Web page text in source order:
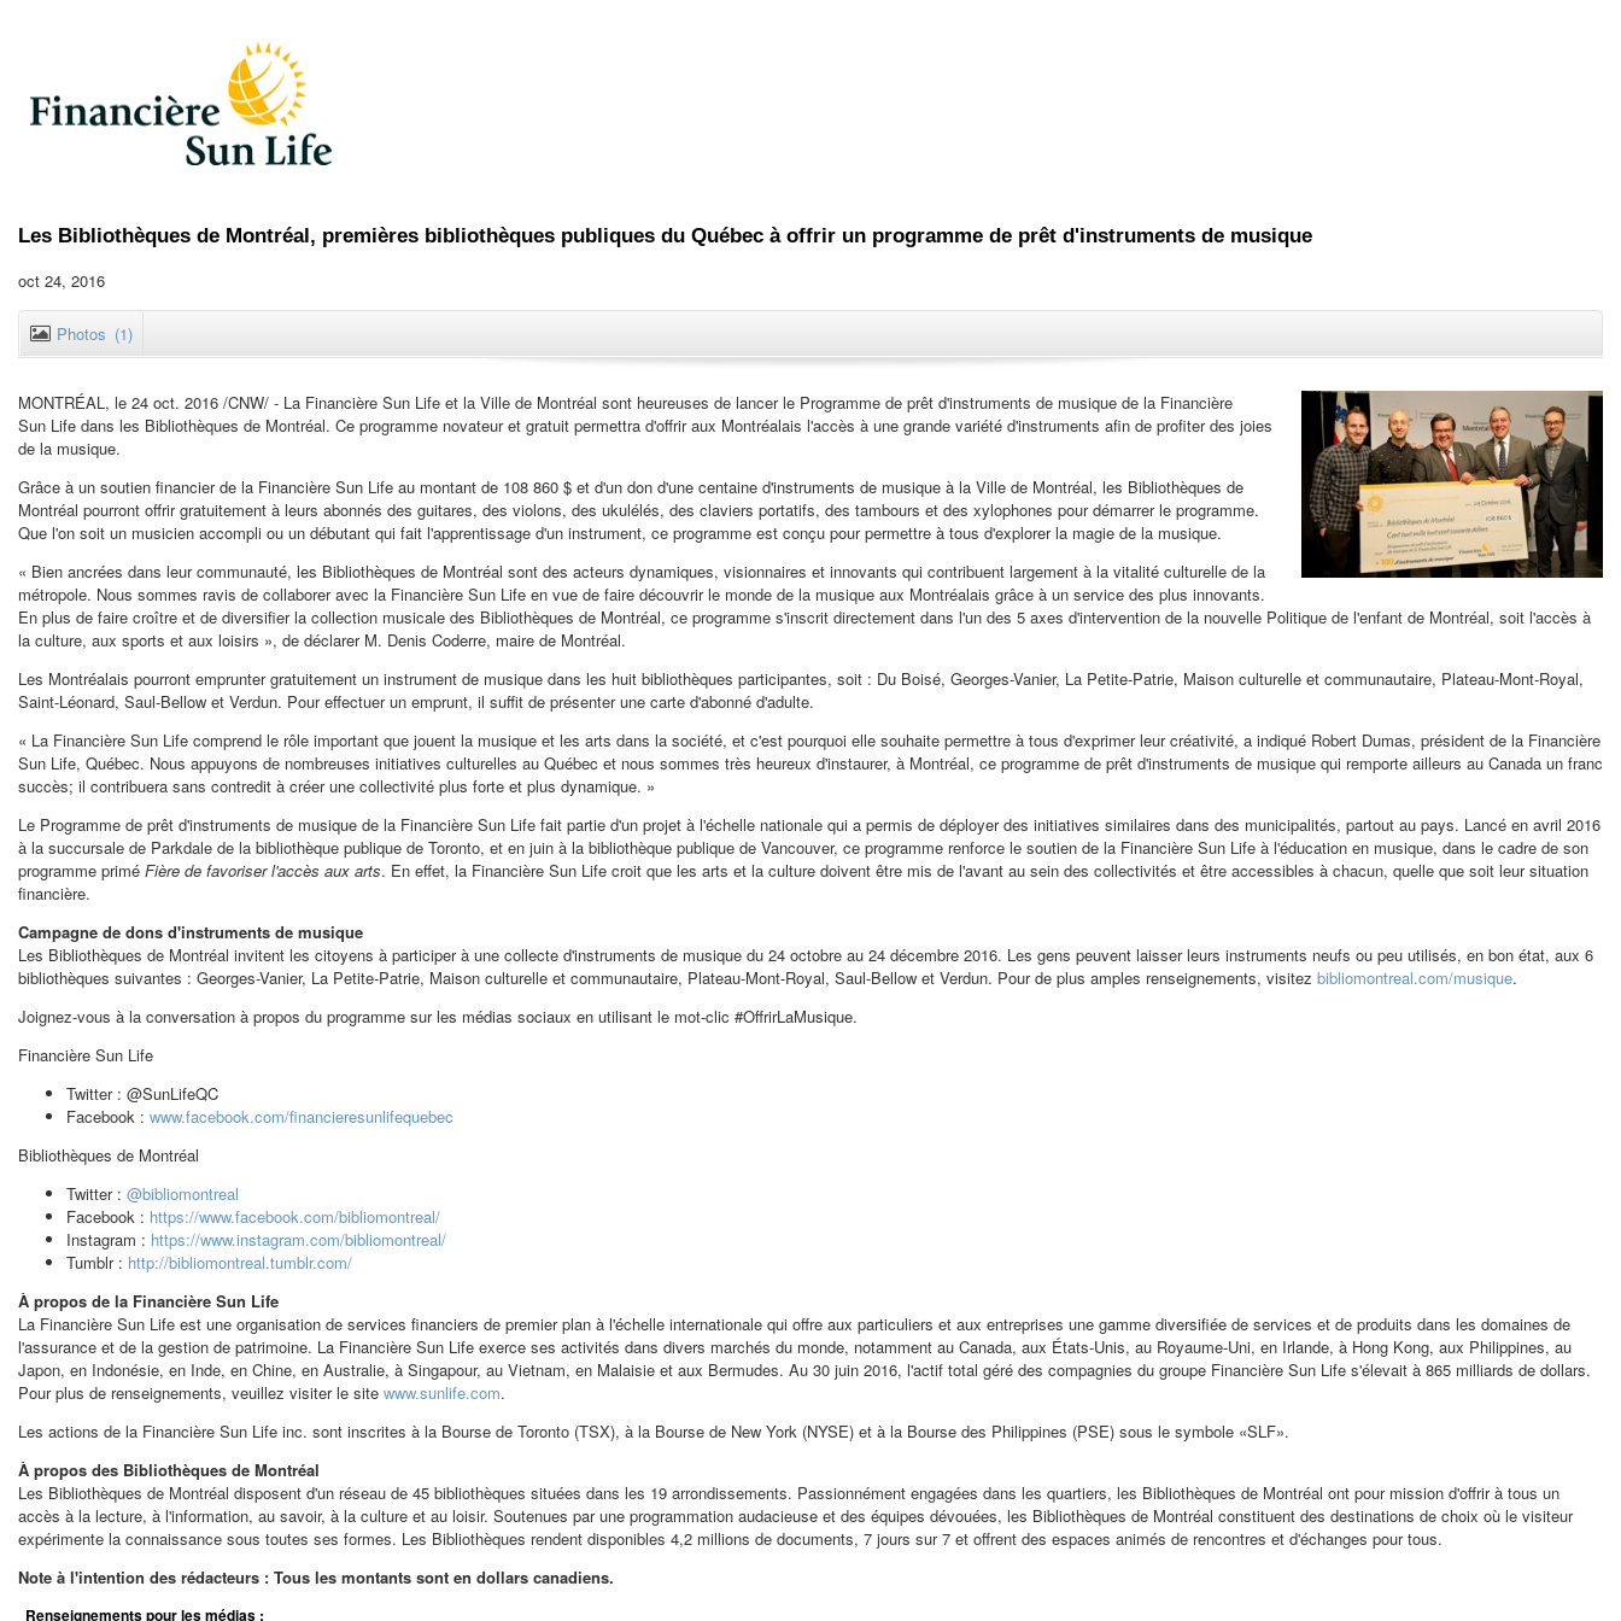
Les Bibliothèques de Montréal, premières bibliothèques publiques du Québec à offrir un programme de prêt d'instruments de musique
oct 24, 2016
Photos (1)
MONTRÉAL, le 24 oct. 2016 /CNW/ - La Financière Sun Life et la Ville de Montréal sont heureuses de lancer le Programme de prêt d'instruments de musique de la Financière
Sun Life dans les Bibliothèques de Montréal. Ce programme novateur et gratuit permettra d'offrir aux Montréalais l'accès à une grande variété d'instruments afin de profiter des joies
de la musique.
Grâce à un soutien financier de la Financière Sun Life au montant de 108 860 $ et d'un don d'une centaine d'instruments de musique à la Ville de Montréal, les Bibliothèques de
Montréal pourront offrir gratuitement à leurs abonnés des guitares, des violons, des ukulélés, des claviers portatifs, des tambours et des xylophones pour démarrer le programme.
Que l'on soit un musicien accompli ou un débutant qui fait l'apprentissage d'un instrument, ce programme est conçu pour permettre à tous d'explorer la magie de la musique.
« Bien ancrées dans leur communauté, les Bibliothèques de Montréal sont des acteurs dynamiques, visionnaires et innovants qui contribuent largement à la vitalité culturelle de la
métropole. Nous sommes ravis de collaborer avec la Financière Sun Life en vue de faire découvrir le monde de la musique aux Montréalais grâce à un service des plus innovants.
En plus de faire croître et de diversifier la collection musicale des Bibliothèques de Montréal, ce programme s'inscrit directement dans l'un des 5 axes d'intervention de la nouvelle Politique de l'enfant de Montréal, soit l'accès à
la culture, aux sports et aux loisirs », de déclarer M. Denis Coderre, maire de Montréal.
Les Montréalais pourront emprunter gratuitement un instrument de musique dans les huit bibliothèques participantes, soit : Du Boisé, Georges-Vanier, La Petite-Patrie, Maison culturelle et communautaire, Plateau-Mont-Royal,
Saint-Léonard, Saul-Bellow et Verdun. Pour effectuer un emprunt, il suffit de présenter une carte d'abonné d'adulte.
« La Financière Sun Life comprend le rôle important que jouent la musique et les arts dans la société, et c'est pourquoi elle souhaite permettre à tous d'exprimer leur créativité, a indiqué Robert Dumas, président de la Financière
Sun Life, Québec. Nous appuyons de nombreuses initiatives culturelles au Québec et nous sommes très heureux d'instaurer, à Montréal, ce programme de prêt d'instruments de musique qui remporte ailleurs au Canada un franc
succès; il contribuera sans contredit à créer une collectivité plus forte et plus dynamique. »
Le Programme de prêt d'instruments de musique de la Financière Sun Life fait partie d'un projet à l'échelle nationale qui a permis de déployer des initiatives similaires dans des municipalités, partout au pays. Lancé en avril 2016
à la succursale de Parkdale de la bibliothèque publique de Toronto, et en juin à la bibliothèque publique de Vancouver, ce programme renforce le soutien de la Financière Sun Life à l'éducation en musique, dans le cadre de son
programme primé Fière de favoriser l'accès aux arts. En effet, la Financière Sun Life croit que les arts et la culture doivent être mis de l'avant au sein des collectivités et être accessibles à chacun, quelle que soit leur situation
financière.
Campagne de dons d'instruments de musique
Les Bibliothèques de Montréal invitent les citoyens à participer à une collecte d'instruments de musique du 24 octobre au 24 décembre 2016. Les gens peuvent laisser leurs instruments neufs ou peu utilisés, en bon état, aux 6
bibliothèques suivantes : Georges-Vanier, La Petite-Patrie, Maison culturelle et communautaire, Plateau-Mont-Royal, Saul-Bellow et Verdun. Pour de plus amples renseignements, visitez bibliomontreal.com/musique.
Joignez-vous à la conversation à propos du programme sur les médias sociaux en utilisant le mot-clic #OffrirLaMusique.
Financière Sun Life
Twitter : @SunLifeQC
Facebook : www.facebook.com/financieresunlifequebec
Bibliothèques de Montréal
Twitter : @bibliomontreal
Facebook : https://www.facebook.com/bibliomontreal/
Instagram : https://www.instagram.com/bibliomontreal/
Tumblr : http://bibliomontreal.tumblr.com/
À propos de la Financière Sun Life
La Financière Sun Life est une organisation de services financiers de premier plan à l'échelle internationale qui offre aux particuliers et aux entreprises une gamme diversifiée de services et de produits dans les domaines de
l'assurance et de la gestion de patrimoine. La Financière Sun Life exerce ses activités dans divers marchés du monde, notamment au Canada, aux États-Unis, au Royaume-Uni, en Irlande, à Hong Kong, aux Philippines, au
Japon, en Indonésie, en Inde, en Chine, en Australie, à Singapour, au Vietnam, en Malaisie et aux Bermudes. Au 30 juin 2016, l'actif total géré des compagnies du groupe Financière Sun Life s'élevait à 865 milliards de dollars.
Pour plus de renseignements, veuillez visiter le site www.sunlife.com.
Les actions de la Financière Sun Life inc. sont inscrites à la Bourse de Toronto (TSX), à la Bourse de New York (NYSE) et à la Bourse des Philippines (PSE) sous le symbole «SLF».
À propos des Bibliothèques de Montréal
Les Bibliothèques de Montréal disposent d'un réseau de 45 bibliothèques situées dans les 19 arrondissements. Passionnément engagées dans les quartiers, les Bibliothèques de Montréal ont pour mission d'offrir à tous un
accès à la lecture, à l'information, au savoir, à la culture et au loisir. Soutenues par une programmation audacieuse et des équipes dévouées, les Bibliothèques de Montréal constituent des destinations de choix où le visiteur
expérimente la connaissance sous toutes ses formes. Les Bibliothèques rendent disponibles 4,2 millions de documents, 7 jours sur 7 et offrent des espaces animés de rencontres et d'échanges pour tous.
Note à l'intention des rédacteurs : Tous les montants sont en dollars canadiens.
Renseignements pour les médias :